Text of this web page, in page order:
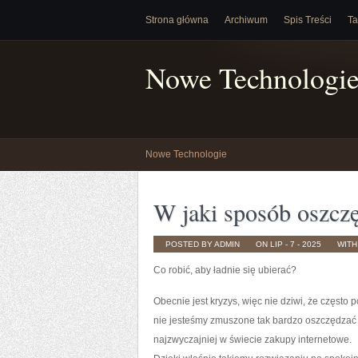
Strona główna Archiwum Spis Treści
Nowe
Nowe Technologie
W jaki sposób
POSTED BY ADMIN ON LIP - 7 - 2025 WITH
Co robić, aby ładnie się ubierać?
Obecnie jest kryzys, więc nie dziwi, że często
nie jesteśmy zmuszone tak bardzo
najzwyczajniej w świecie zakupy internetowe.